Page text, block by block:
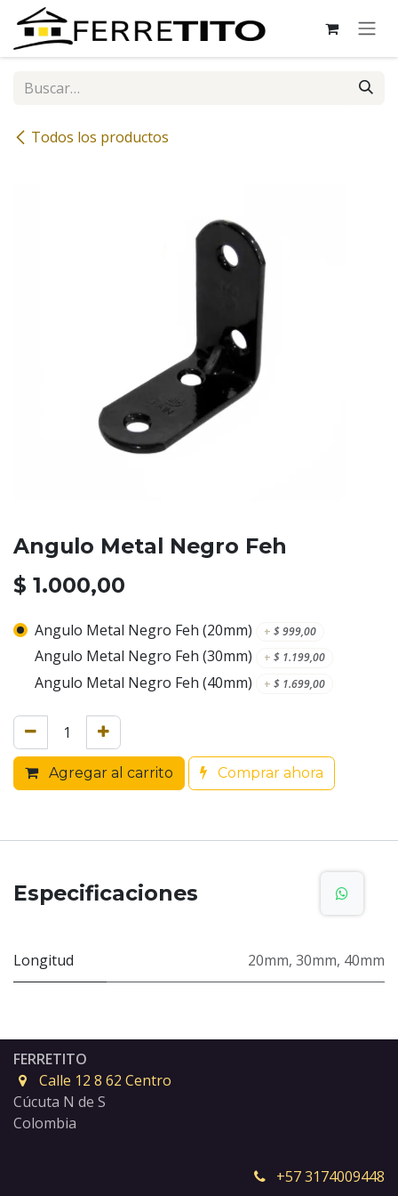
Ir al contenido
Todos los productos
Angulo Metal Negro Feh
$ 1.000,00
Angulo Metal Negro Feh (20mm) + $999,00
Angulo Metal Negro Feh (30mm) + $ 1.199,00
Angulo Metal Negro Feh (40mm) + $ 1.699,00
Agregar al carrito Comprar ahora
Especificaciones
Longitud 20mm, 30mm, 40mm
FERRETITO
Calle 12 8 62 Centro
Cúcuta N de S
Colombia
+57 3174009448